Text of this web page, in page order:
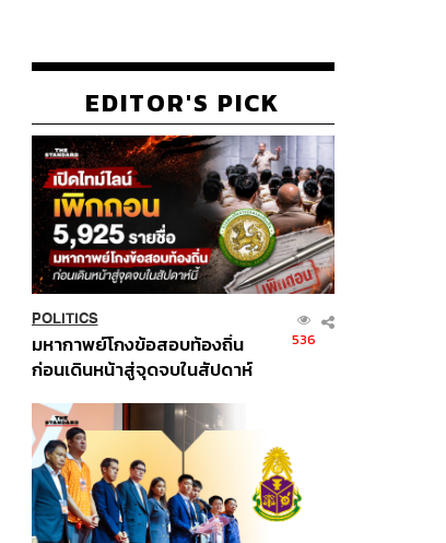
EDITOR'S PICK
POLITICS
มหากาพย์โกงข้อสอบท้องถิ่น
ก่อนเดินหน้าสู่จุดจบในสัปดาห์
536